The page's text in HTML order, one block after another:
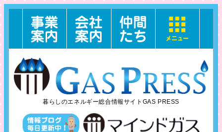
暮らしのエネルギー総合情報サイトGAS PRESS